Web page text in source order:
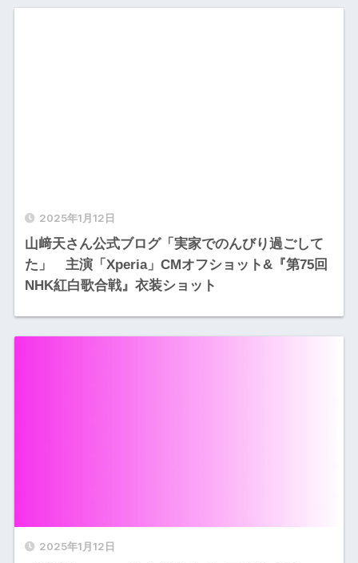
2025年1月12日
山﨑天さん公式ブログ「実家でのんびり過ごして
た」 主演「Xperia」CMオフショット&『第75回
NHK紅白歌合戦』衣装ショット
2025年1月12日